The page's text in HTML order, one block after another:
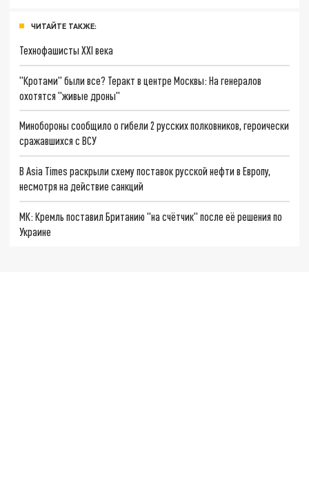
ЧИТАЙТЕ ТАКЖЕ:
Технофашисты XXI века
"Кротами" были все? Теракт в центре Москвы: На генералов
охотятся "живые дроны"
Минобороны сообщило о гибели 2 русских полковников, героически
сражавшихся с ВСУ
В Asia Times раскрыли схему поставок русской нефти в Европу,
несмотря на действие санкций
МК: Кремль поставил Британию "на счётчик" после её решения по
Украине